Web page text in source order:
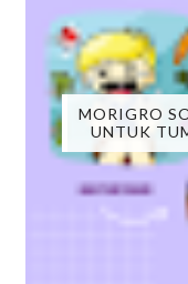
MORIGRO
UNTUK